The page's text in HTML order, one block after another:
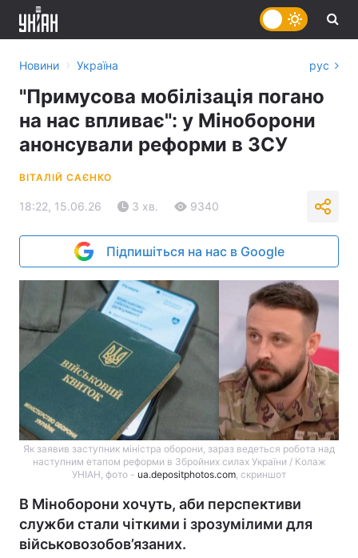
Новини › Україна рус
"Примусова мобілізація погано
на нас впливає": у Міноборони
анонсували реформи в ЗСУ
ВІТАЛІЙ САЄНКО
18:22, 15.06.26 3 хв. 9340
Підпишіться на нас в Google
Як заявив заступник міністра оборони, зараз ведеться робота над
наступним етапом реформи в Збройних силах України / Колаж
УНІАН, фото - ua.depositphotos.com, скриншот
В Міноборони хочуть, аби перспективи
служби cтали чіткими і зрозумілими для
військовозобов’язаних.